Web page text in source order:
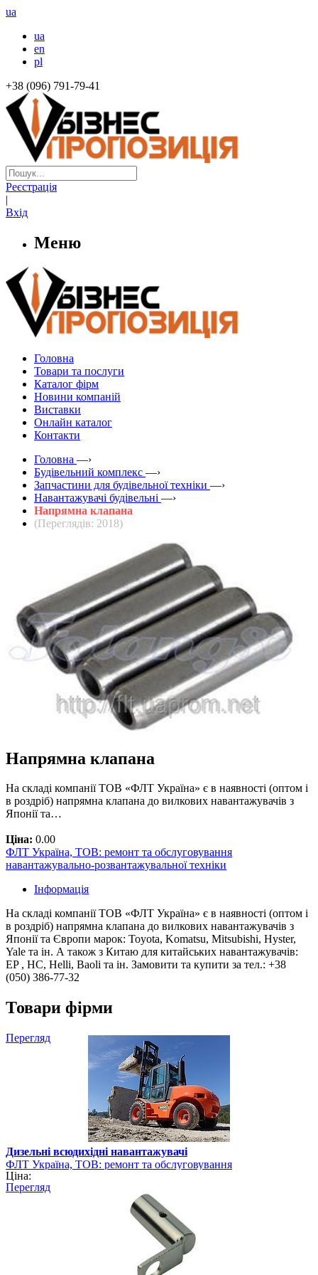
ua
ua
en
pl
+38 (096) 791-79-41
Реєстрація
|
Вхід
Меню
Головна
Товари та послуги
Каталог фірм
Новини компаній
Виставки
Онлайн каталог
Контакти
Головна —›
Будівельний комплекс —›
Запчастини для будівельної техніки —›
Навантажувачі будівельні —›
Напрямна клапана
(Переглядів: 2018)
Напрямна клапана
На складі компанії ТОВ «ФЛТ Україна» є в наявності (оптом і
в роздріб) напрямна клапана до вилкових навантажувачів з
Японії та…
Ціна: 0.00
ФЛТ Україна, ТОВ: ремонт та обслуговування
навантажувально-розвантажувальної техніки
Інформація
На складі компанії ТОВ «ФЛТ Україна» є в наявності (оптом і
в роздріб) напрямна клапана до вилкових навантажувачів з
Японії та Європи марок: Toyota, Komatsu, Mitsubishi, Hyster,
Yale та ін. А також з Китаю для китайських навантажувачів:
EP , HC, Helli, Baoli та ін. Замовити та купити за тел.: +38
(050) 386-77-32
Товари фірми
Перегляд
Дизельні всюдихідні навантажувачі
ФЛТ Україна, ТОВ: ремонт та обслуговування
навантажувально-розвантажувальної техніки
Ціна:
Перегляд